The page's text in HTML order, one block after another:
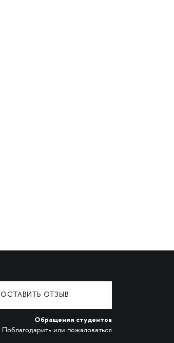
ОСТАВИТЬ ОТЗЫВ
Обращения студентов
Поблагодарить или пожаловаться